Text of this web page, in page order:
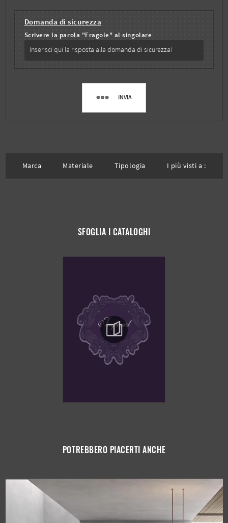
Domanda di sicurezza
Scrivere la parola "Fragole" al singolare
INVIA
Marca Materiale Tipologia I più visti a :
SFOGLIA I CATALOGHI
POTREBBERO PIACERTI ANCHE